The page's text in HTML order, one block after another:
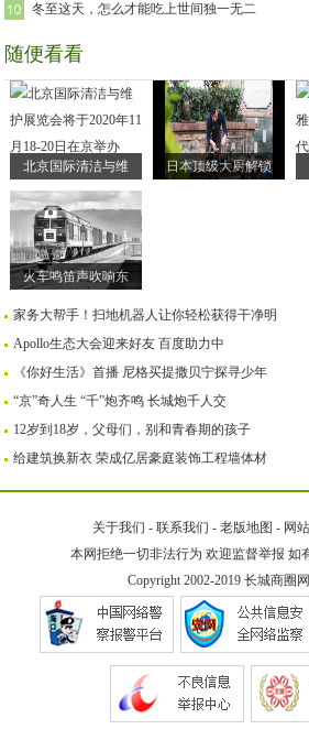
冬至这天，怎么才能吃上世间独一无二
随便看看
北京国际清洁与维 日本顶级大厨解锁
火车鸣笛声吹响东
家务大帮手！扫地机器人让你轻松获得干净明
Apollo生态大会迎来好友 百度助力中
《你好生活》首播 尼格买提撒贝宁探寻少年
“京”奇人生 “千”炮齐鸣 长城炮千人交
12岁到18岁，父母们，别和青春期的孩子
给建筑换新衣 荣成亿居豪庭装饰工程墙体材
关于我们 - 联系我们 - 老版地图 - 网
本网拒绝一切非法行为 欢迎监督举报 如
Copyright 2002-2019 长城商圈网